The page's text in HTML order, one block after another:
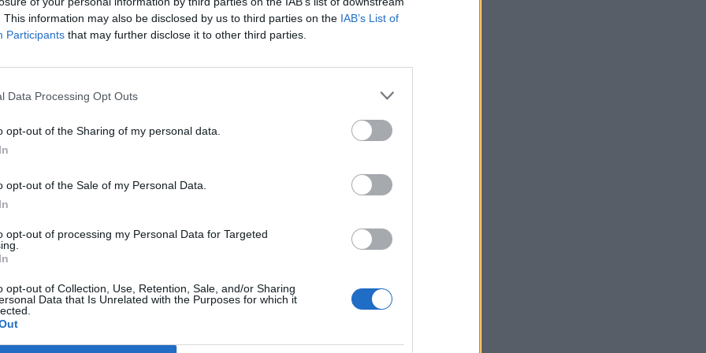
This information may also be disclosed by us to third parties on the IAB’s List of
Participants that may further disclose it to other third parties.
Data Processing Opt Outs
opt-out of the Sharing of my personal data.
opt-out of the Sale of my Personal Data.
opt-out of processing my Personal Data for Targeted
opt-out of Collection, Use, Retention, Sale, and/or Sharing
Data that Is Unrelated with the Purposes for which it
idén szeptemberig 291 repülőgépet adott át, ami jelentősen elmarad a
repülőgépet szállított le vevőinek. A szeptemberi átadások zömét a Boeing
a 737 Max tette ki 27 darabbal. Ezekből többek között...
portfolio.hu hírarchívumához tartozik, melynek olvasása előfizetéses
cikkarchívum
elmúlt 2 év napon belüli
Előfizetés